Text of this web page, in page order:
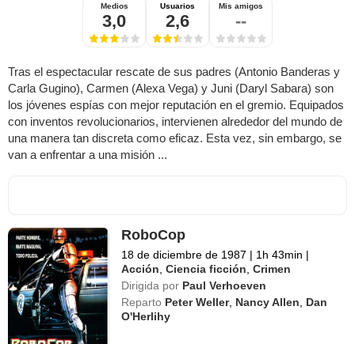
Medios
3,0
Usuarios
2,6
Mis amigos
--
Tras el espectacular rescate de sus padres (Antonio Banderas y
Carla Gugino), Carmen (Alexa Vega) y Juni (Daryl Sabara) son
los jóvenes espías con mejor reputación en el gremio. Equipados
con inventos revolucionarios, intervienen alrededor del mundo de
una manera tan discreta como eficaz. Esta vez, sin embargo, se
van a enfrentar a una misión ...
RoboCop
18 de diciembre de 1987 | 1h 43min |
Acción ,Ciencia ficción ,Crimen
Dirigida por Paul Verhoeven
Reparto Peter Weller, Nancy Allen
Dan
O'Herlihy